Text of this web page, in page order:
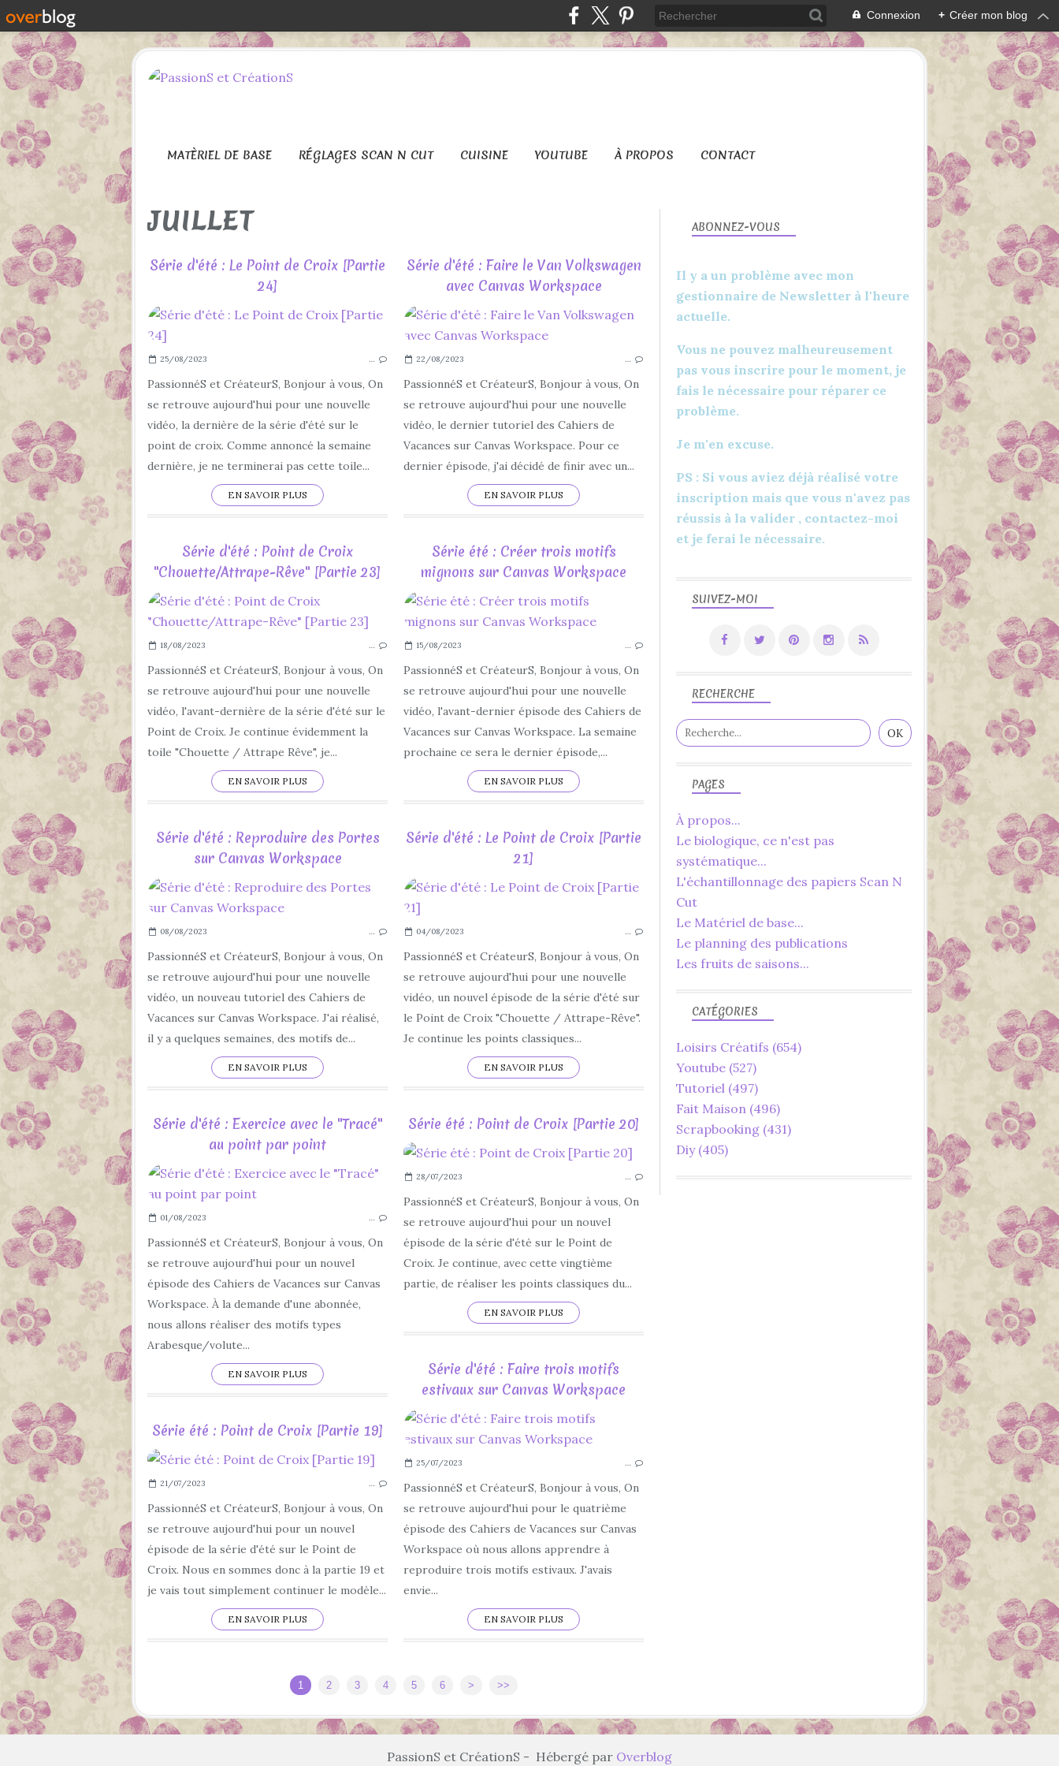
Connexion + Créer mon blog
MATÈRIEL DE BASE RÉGLAGES SCAN N CUT CUISINE YOUTUBE À PROPOS CONTACT
JUILLET
Série d'été : Le Point de Croix [Partie
24]
POINT CLASSIQUE
POINT DE CROIX
LOISIRS CRÉATIFS
DIY
2023
JUILLET
AOÛT
SÉRIE D'ÉTÉ
25/08/2023 …
PassionnéS et CréateurS, Bonjour à vous, On
se retrouve aujourd'hui pour une nouvelle
vidéo, la dernière de la série d'été sur le
point de croix. Comme annoncé la semaine
dernière, je ne terminerai pas cette toile...
EN SAVOIR PLUS
Série d'été : Faire le Van Volkswagen
avec Canvas Workspace
CANVAS WORKSPACE
SÉRIE D'ÉTÉ
DESSIN
22/08/2023 …
PassionnéS et CréateurS, Bonjour à vous, On
se retrouve aujourd'hui pour une nouvelle
vidéo, le dernier tutoriel des Cahiers de
Vacances sur Canvas Workspace. Pour ce
dernier épisode, j'ai décidé de finir avec un...
EN SAVOIR PLUS
Série d'été : Point de Croix
"Chouette/Attrape-Rêve" [Partie 23]
POINT DE CROIX
POINT CLASSIQUE
DÉBUTANT
LA MAISON DU CANEVAS
CHOUETTE
ATTRAPE RÊVE
2023
JUILLET
18/08/2023 …
PassionnéS et CréateurS, Bonjour à vous, On
se retrouve aujourd'hui pour une nouvelle
vidéo, l'avant-dernière de la série d'été sur le
Point de Croix. Je continue évidemment la
toile "Chouette / Attrape Rêve", je...
EN SAVOIR PLUS
Série été : Créer trois motifs
mignons sur Canvas Workspace
JUILLET
CAHIER DE VACANCES
SCAN N CUT
BROTHER
15/08/2023 …
PassionnéS et CréateurS, Bonjour à vous, On
se retrouve aujourd'hui pour une nouvelle
vidéo, l'avant-dernier épisode des Cahiers de
Vacances sur Canvas Workspace. La semaine
prochaine ce sera le dernier épisode,...
EN SAVOIR PLUS
Série d'été : Reproduire des Portes
sur Canvas Workspace
LOISIRS CRÉATIFS
SÉRIE D'ÉTÉ
2023
JUILLET
AOÛT
CANVAS WORKSPACE
BROTHER
08/08/2023 …
PassionnéS et CréateurS, Bonjour à vous, On
se retrouve aujourd'hui pour une nouvelle
vidéo, un nouveau tutoriel des Cahiers de
Vacances sur Canvas Workspace. J'ai réalisé,
il y a quelques semaines, des motifs de...
EN SAVOIR PLUS
Série d'été : Le Point de Croix [Partie
21]
POINT CLASSIQUE
ATTRAPE RÊVE
04/08/2023 …
PassionnéS et CréateurS, Bonjour à vous, On
se retrouve aujourd'hui pour une nouvelle
vidéo, un nouvel épisode de la série d'été sur
le Point de Croix "Chouette / Attrape-Rêve".
Je continue les points classiques...
EN SAVOIR PLUS
Série d'été : Exercice avec le "Tracé"
au point par point
EXERCICE
CAHIER DE VACANCES
SÉRIE D'ÉTÉ
CANVAS WORKSPACE
BROTHER
SCAN N CUT
01/08/2023 …
PassionnéS et CréateurS, Bonjour à vous, On
se retrouve aujourd'hui pour un nouvel
épisode des Cahiers de Vacances sur Canvas
Workspace. À la demande d'une abonnée,
nous allons réaliser des motifs types
Arabesque/volute...
EN SAVOIR PLUS
Série été : Point de Croix [Partie 20]
28/07/2023 …
PassionnéS et CréateurS, Bonjour à vous, On
se retrouve aujourd'hui pour un nouvel
épisode de la série d'été sur le Point de
Croix. Je continue, avec cette vingtième
partie, de réaliser les points classiques du...
EN SAVOIR PLUS
Série d'été : Faire trois motifs
estivaux sur Canvas Workspace
25/07/2023 …
PassionnéS et CréateurS, Bonjour à vous, On
se retrouve aujourd'hui pour le quatrième
épisode des Cahiers de Vacances sur Canvas
Workspace où nous allons apprendre à
reproduire trois motifs estivaux. J'avais
envie...
EN SAVOIR PLUS
Série été : Point de Croix [Partie 19]
POINT DE CROIX
DÉBUTANT
FACILE
SÉRIE D'ÉTÉ
2023
CHOUETTE
21/07/2023 …
PassionnéS et CréateurS, Bonjour à vous, On
se retrouve aujourd'hui pour un nouvel
épisode de la série d'été sur le Point de
Croix. Nous en sommes donc à la partie 19 et
je vais tout simplement continuer le modèle...
EN SAVOIR PLUS
1 2 3 4 5 6 > >>
SUIVEZ-MOI
RECHERCHE
PAGES
À propos...
Le biologique, ce n'est pas
systématique...
L'échantillonnage des papiers Scan N
Cut
Le Matériel de base...
Le planning des publications
Les fruits de saisons...
CATÉGORIES
Loisirs Créatifs (654)
Youtube (527)
Tutoriel (497)
Fait Maison (496)
Scrapbooking (431)
Diy(405)
ABONNEZ-VOUS
Il y a un problème avec mon
gestionnaire de Newsletter à l'heure
actuelle.
Vous ne pouvez malheureusement
pas vous inscrire pour le moment, je
fais le nécessaire pour réparer ce
problème.
Je m'en excuse.
PS : Si vous aviez déjà réalisé votre
inscription mais que vous n'avez pas
réussis à la valider , contactez-moi
et je ferai le nécessaire.
PassionS et CréationS - Hébergé par Overblog